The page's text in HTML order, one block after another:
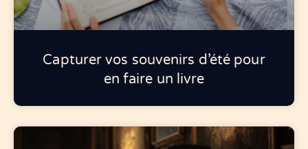
Capturer vos souvenirs d’été pour
en faire un livre